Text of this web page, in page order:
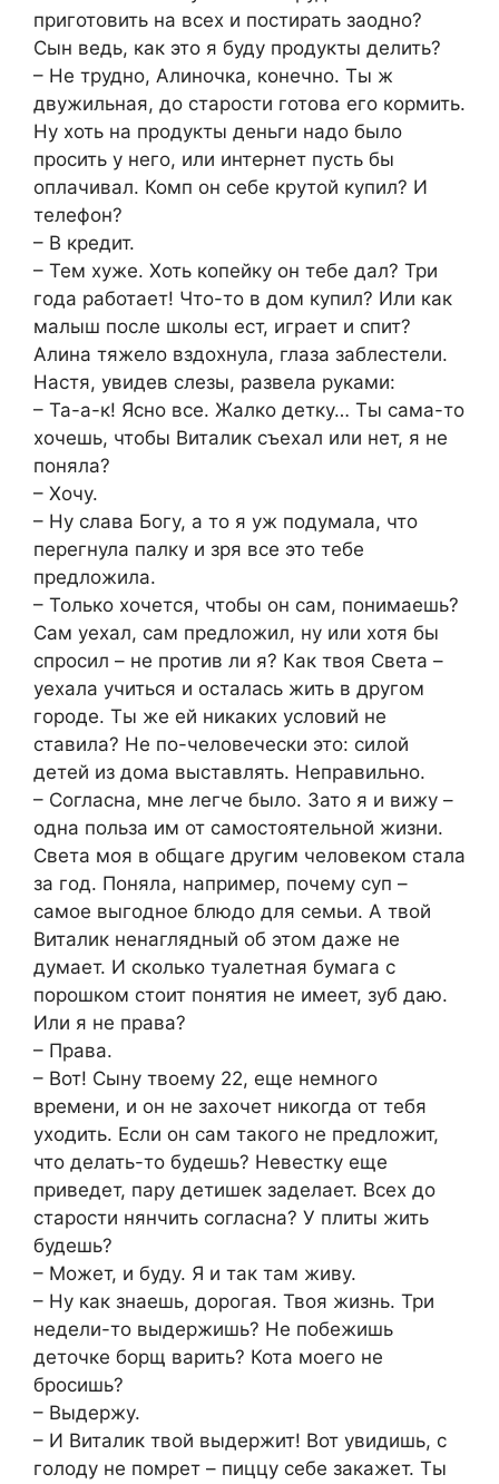
приготовить на всех и постирать заодно?
Сын ведь, как это я буду продукты делить?
– Не трудно, Алиночка, конечно. Ты ж
двужильная, до старости готова его кормить.
Ну хоть на продукты деньги надо было
просить у него, или интернет пусть бы
оплачивал. Комп он себе крутой купил? И
телефон?
– В кредит.
– Тем хуже. Хоть копейку он тебе дал? Три
года работает! Что-то в дом купил? Или как
малыш после школы ест, играет и спит?
Алина тяжело вздохнула, глаза заблестели.
Настя, увидев слезы, развела руками:
– Та-а-к! Ясно все. Жалко детку… Ты сама-то
хочешь, чтобы Виталик съехал или нет, я не
поняла?
– Хочу.
– Ну слава Богу, а то я уж подумала, что
перегнула палку и зря все это тебе
предложила.
– Только хочется, чтобы он сам, понимаешь?
Сам уехал, сам предложил, ну или хотя бы
спросил – не против ли я? Как твоя Света –
уехала учиться и осталась жить в другом
городе. Ты же ей никаких условий не
ставила? Не по-человечески это: силой
детей из дома выставлять. Неправильно.
– Согласна, мне легче было. Зато я и вижу –
одна польза им от самостоятельной жизни.
Света моя в общаге другим человеком стала
за год. Поняла, например, почему суп –
самое выгодное блюдо для семьи. А твой
Виталик ненаглядный об этом даже не
думает. И сколько туалетная бумага с
порошком стоит понятия не имеет, зуб даю.
Или я не права?
– Права.
– Вот! Сыну твоему 22, еще немного
времени, и он не захочет никогда от тебя
уходить. Если он сам такого не предложит,
что делать-то будешь? Невестку еще
приведет, пару детишек заделает. Всех до
старости нянчить согласна? У плиты жить
будешь?
– Может, и буду. Я и так там живу.
– Ну как знаешь, дорогая. Твоя жизнь. Три
недели-то выдержишь? Не побежишь
деточке борщ варить? Кота моего не
бросишь?
– Выдержу.
– И Виталик твой выдержит! Вот увидишь, с
голоду не помрет – пиццу себе закажет. Ты